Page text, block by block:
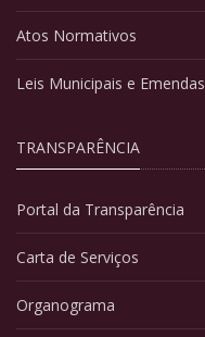
Atos Normativos
Leis Municipais e Emendas
TRANSPARÊNCIA
Portal da Transparência
Carta de Serviços
Organograma